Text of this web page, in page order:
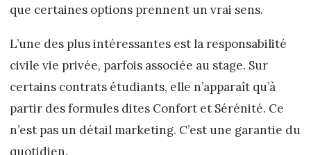
que certaines options prennent un vrai sens.
L’une des plus intéressantes est la responsabilité
civile vie privée, parfois associée au stage. Sur
certains contrats étudiants, elle n’apparaît qu’à
partir des formules dites Confort et Sérénité. Ce
n’est pas un détail marketing. C’est une garantie du
quotidien.